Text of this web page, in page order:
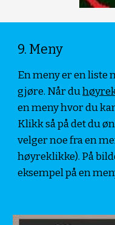
9. Meny
En meny er en liste
gjøre. Når du
en meny hvor du
Klikk så på det du
velger noe fra en
høyreklikke). På
eksempel på en